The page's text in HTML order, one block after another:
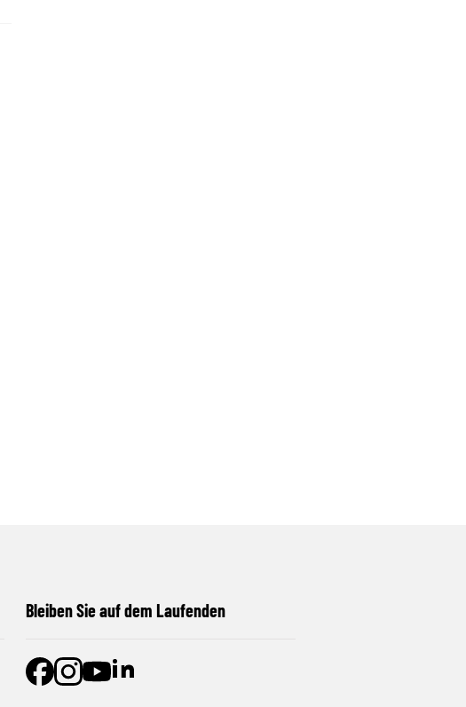
Bleiben Sie auf dem Laufenden